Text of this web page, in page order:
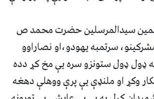
سیدالمرسلین حضرت محمد ص
سرتمبه یهودو،او نصاراوو
ډول ډول ستونزو سره یې مخ کړ دده
وکړ او ملنډې یې پرې ووهلې دهغه